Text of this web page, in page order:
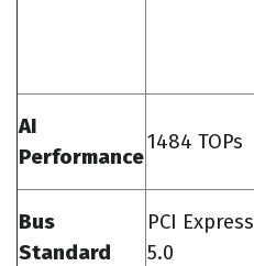
AI
Performance
1484 TOPs
Bus
Standard
PCI Express
5.0